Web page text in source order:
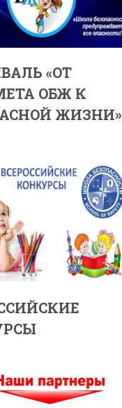
«ОТ
ОБЖ К
ЖИЗНИ»